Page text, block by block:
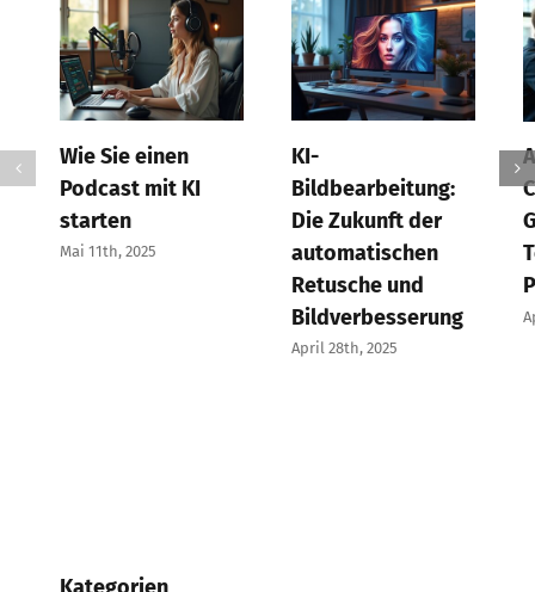
Wie Sie einen
Podcast mit KI
starten
Mai 11th, 2025
KI-
Bildbearbeitung:
Die Zukunft der
automatischen
Retusche und
Bildverbesserung
April 28th, 2025
Kategorien